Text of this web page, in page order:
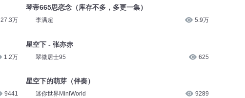
27.3万
1.2万
9441
琴帝665思恋念（库存不多，多更一集）
李满超 5.9万
星空下 - 张亦赤
翠微居士95 625
星空下的萌芽（伴奏）
迷你世界MiniWorld 9289